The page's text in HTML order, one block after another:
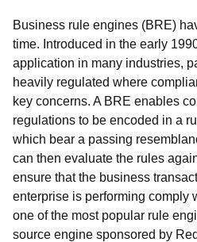
Business rule engines (BRE)
time. Introduced in the early
application in many industries,
heavily regulated where
key concerns. A BRE enables
regulations to be encoded in a
which bear a passing
can then evaluate the rules
ensure that the business
enterprise is performing comply
one of the most popular rule
source engine sponsored by